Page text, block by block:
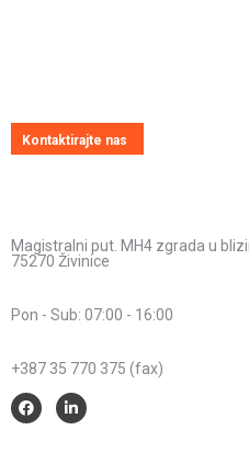
Kontaktirajte nas
Magistralni put. MH4 zgrada u
75270 Živinice
Pon - Sub: 07:00 - 16:00
+387 35 770 375 (fax)